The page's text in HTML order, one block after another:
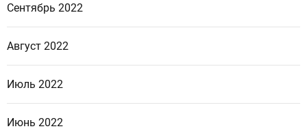
Сентябрь 2022
Август 2022
Июль 2022
Июнь 2022